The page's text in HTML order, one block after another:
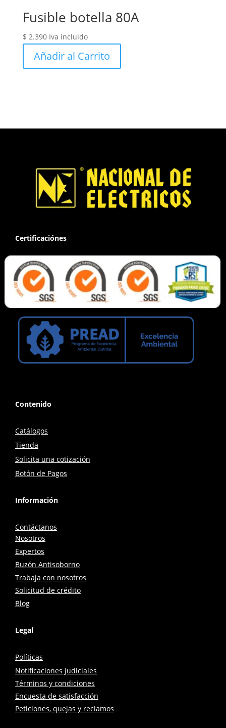
Fusible botella 80A
$ 2.390 Iva incluido
Añadir al Carrito
Certificaciónes
Contenido
Catálogos
Tienda
Solicita una cotización
Botón de Pagos
Información
Contáctanos
Nosotros
Expertos
Buzón Antisoborno
Trabaja con nosotros
Solicitud de crédito
Blog
Legal
Políticas
Notificaciones judiciales
Términos y condiciones
Encuesta de satisfacción
Peticiones, quejas y reclamos